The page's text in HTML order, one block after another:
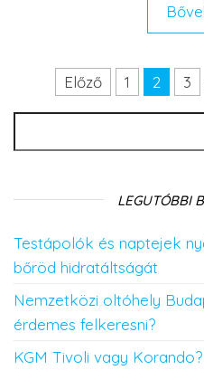
Bejegyzés
Előző 1 2 3
LEGUTÓBBI
Testápolók és naptejek
bőröd hidratáltságát
Nemzetközi oltóhely
érdemes felkeresni?
KGM Tivoli vagy